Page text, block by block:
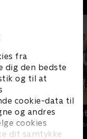
fra
dig den bedste
og til at
cookie-data til
og andres
cookies
dit samtykke
Drama • 10